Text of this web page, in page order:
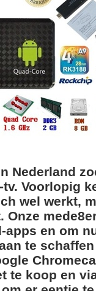
Nederland
Voorlopig
wel werkt,
en om
te
te koop en